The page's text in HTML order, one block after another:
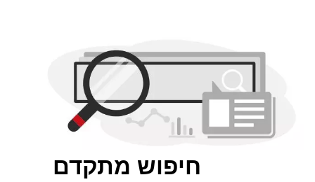
חיפוש מתקדם